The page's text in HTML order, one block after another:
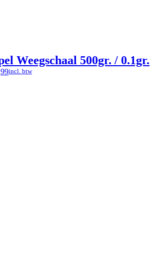
Weegschaal 500gr. / 0.1gr.
incl. btw